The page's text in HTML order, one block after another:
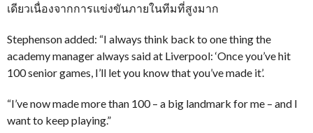
เดียวเนื่องจากการแข่งขันภายในทีมที่สูงมาก
Stephenson added: “I always think back to one thing the
academy manager always said at Liverpool: ‘Once you’ve hit
100 senior games, I’ll let you know that you’ve made it’.
“I’ve now made more than 100 – a big landmark for me – and I
want to keep playing.”